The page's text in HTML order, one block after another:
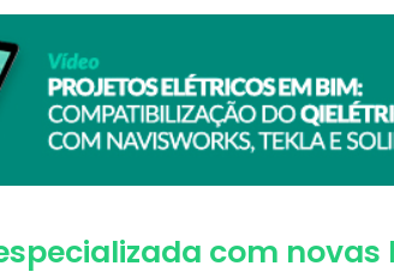
com